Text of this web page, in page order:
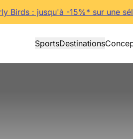
Birds : jusqu'à -15%* sur une
SportsDestinations